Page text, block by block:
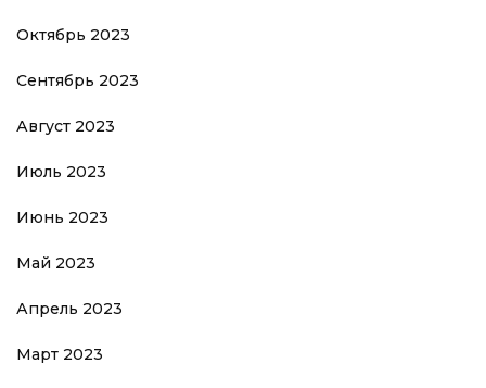
Октябрь 2023
Сентябрь 2023
Август 2023
Июль 2023
Июнь 2023
Май 2023
Апрель 2023
Март 2023